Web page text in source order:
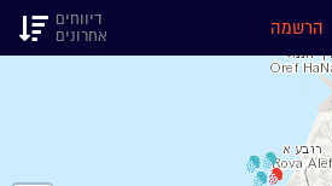
הרשמה
דיווחים
אחרונים